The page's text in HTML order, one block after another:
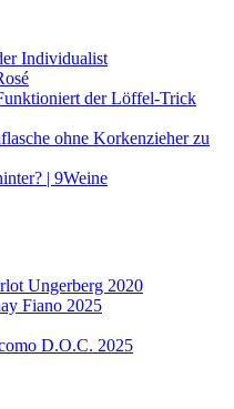
Individualist
der Löffel-Trick
ohne Korkenzieher zu
| 9Weine
Ungerberg 2020
Fiano 2025
D.O.C. 2025